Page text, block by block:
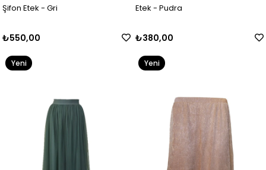
Şifon Etek - Gri
₺550,00
Etek - Pudra
₺380,00
Yeni
Yeni